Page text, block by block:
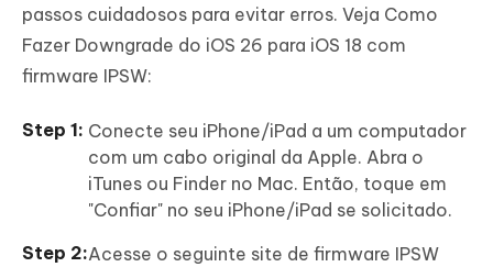
passos cuidadosos para evitar erros. Veja Como
Fazer Downgrade do iOS 26 para iOS 18 com
firmware IPSW:
Conecte seu iPhone/iPad a um computador
com um cabo original da Apple. Abra o
iTunes ou Finder no Mac. Então, toque em
"Confiar" no seu iPhone/iPad se solicitado.
Acesse o seguinte site de firmware IPSW